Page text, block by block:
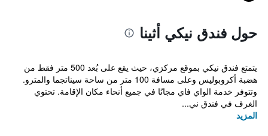
حول فندق نيكي أثينا
يتمتع فندق نيكي بموقع مركزي، حيث يقع على بُعد 500 متر فقط من
هضبة أكروبوليس وعلى مسافة 100 متر من ساحة سيناتجما والمترو.
وتتوفر خدمة الواي فاي مجانًا في جميع أنحاء مكان الإقامة. تحتوي
الغرف في فندق ني...
المزيد